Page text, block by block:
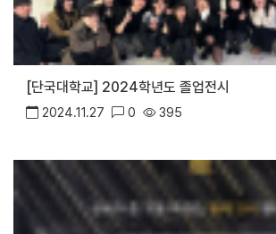
[단국대학교] 2024학년도 졸업전시
2024.11.27 0 395